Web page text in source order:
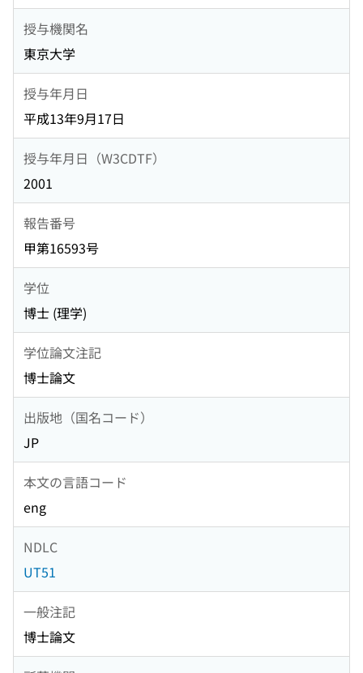
授与機関名
東京大学
授与年月日
平成13年9月17日
授与年月日（W3CDTF）
2001
報告番号
甲第16593号
学位
博士 (理学)
学位論文注記
博士論文
出版地（国名コード）
JP
本文の言語コード
eng
NDLC
UT51
一般注記
博士論文